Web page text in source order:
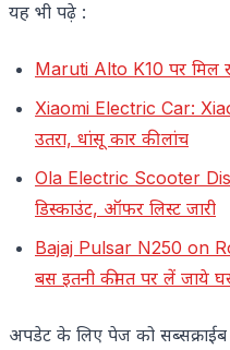
यह भी पढ़े :
Maruti Alto K10 पर मिल
Xiaomi Electric Car:
उतरा, धांसू कार की लांच
Ola Electric Scooter
डिस्काउंट, ऑफर लिस्ट जारी
Bajaj Pulsar N250 on
बस इतनी कीमत पर लें जाये
अपडेट के लिए पेज को